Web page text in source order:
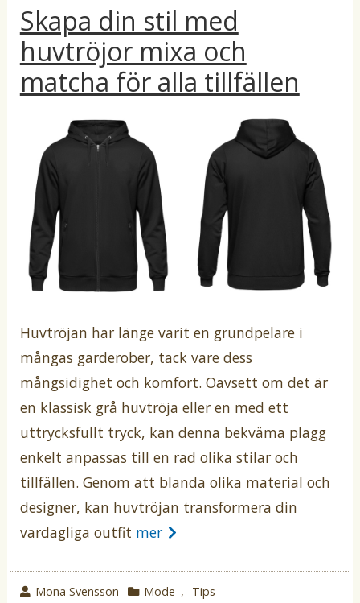
t
e
b
y
g
o
r
i
u
b
l
i
c
e
r
Skapa din stil med
huvtröjor mixa och
matcha för alla tillfällen
Huvtröjan har länge varit en grundpelare i
mångas garderober, tack vare dess
mångsidighet och komfort. Oavsett om det är
en klassisk grå huvtröja eller en med ett
uttrycksfullt tryck, kan denna bekväma plagg
enkelt anpassas till en rad olika stilar och
tillfällen. Genom att blanda olika material och
designer, kan huvtröjan transformera din
vardagliga outfit mer
wMona Svensson
k Mode , Tips